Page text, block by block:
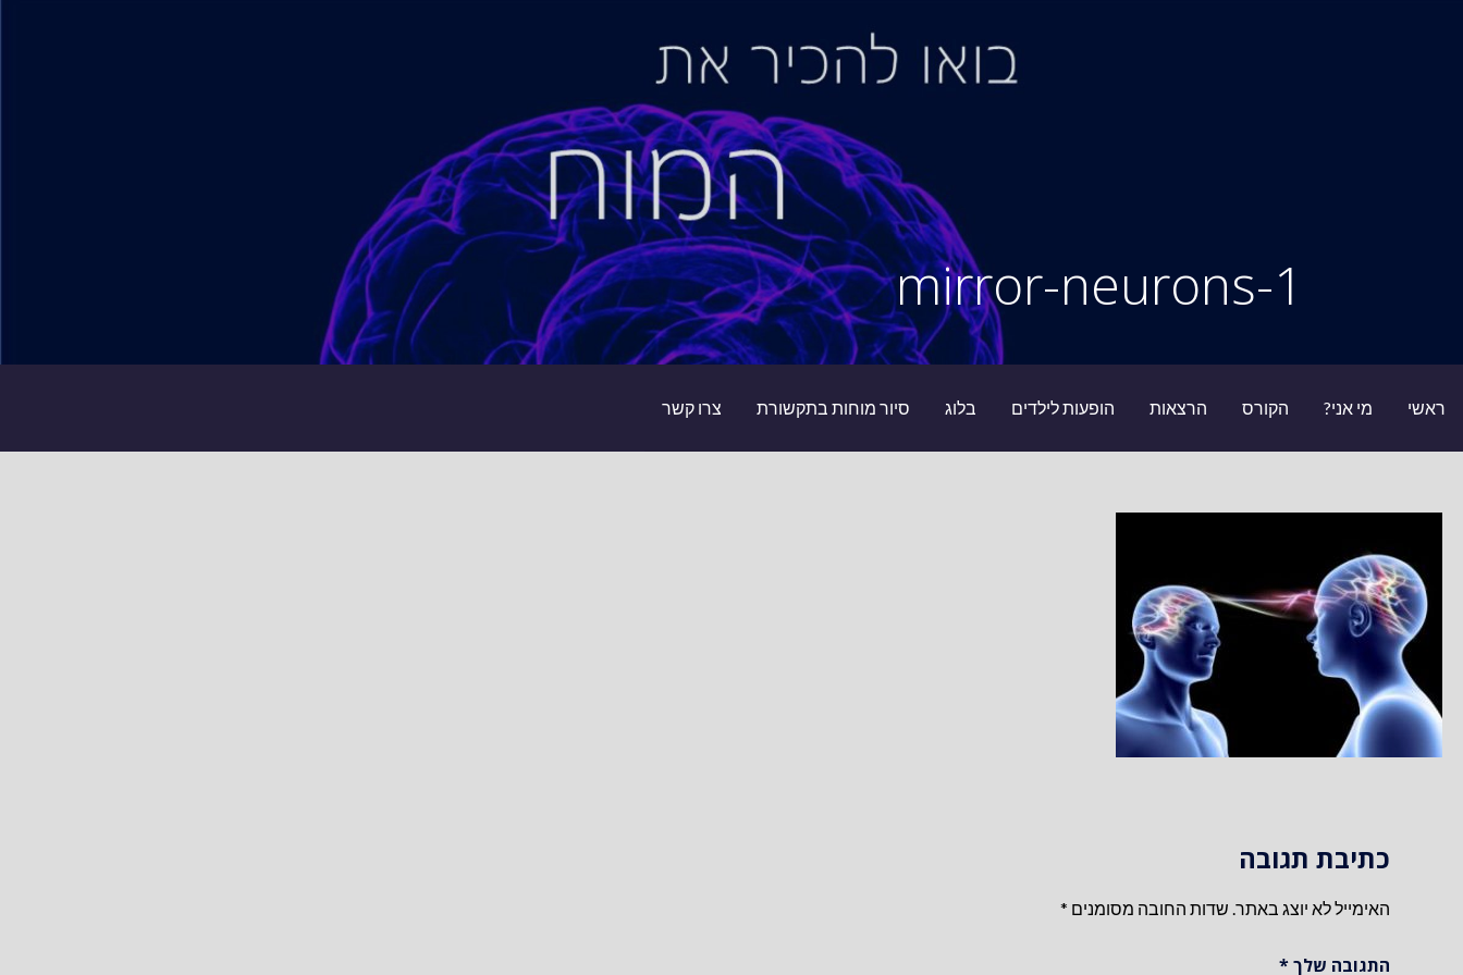
1-mirror-neurons
ראשי מי אני? הקורס הרצאות הופעות לילדים בלוג סיור מוחות בתקשורת צרו קשר
כתיבת תגובה
האימייל לא יוצג באתר. שדות החובה מסומנים *
התגובה שלך*